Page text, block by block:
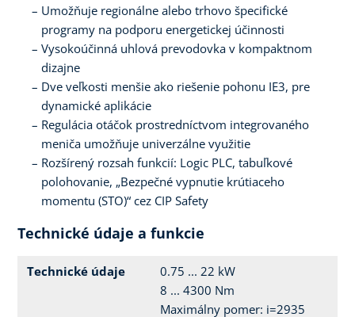
Umožňuje regionálne alebo trhovo špecifické
programy na podporu energetickej účinnosti
Vysokoúčinná uhlová prevodovka v kompaktnom
dizajne
Dve veľkosti menšie ako riešenie pohonu IE3, pre
dynamické aplikácie
Regulácia otáčok prostredníctvom integrovaného
meniča umožňuje univerzálne využitie
Rozšírený rozsah funkcií: Logic PLC, tabuľkové
polohovanie, „Bezpečné vypnutie krútiaceho
momentu (STO)“ cez CIP Safety
Technické údaje a funkcie
Technické údaje
0.75 ... 22 kW
8 ... 4300 Nm
Maximálny pomer: i=2935